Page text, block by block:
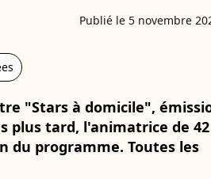
Publié le 5 novembre
"Stars à domicile",
plus tard, l'animatrice de
du programme. Toutes les